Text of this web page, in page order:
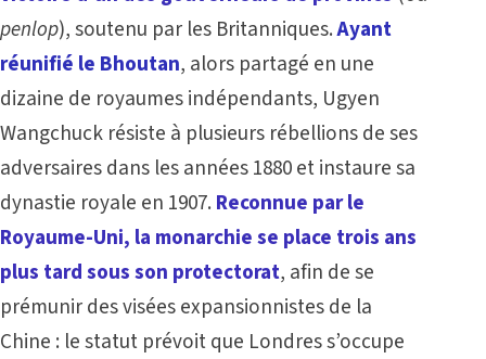
penlop), soutenu par les Britanniques.Ayant
réunifié le Bhoutan, alors partagé en une
dizaine de royaumes indépendants, Ugyen
Wangchuck résiste à plusieurs rébellions de ses
adversaires dans les années 1880 et instaure sa
dynastie royale en 1907. Reconnue par le
Royaume-Uni, la monarchie se place trois ans
plus tard sous son protectorat, afin de se
prémunir des visées expansionnistes de la
Chine : le statut prévoit que Londres s’occupe